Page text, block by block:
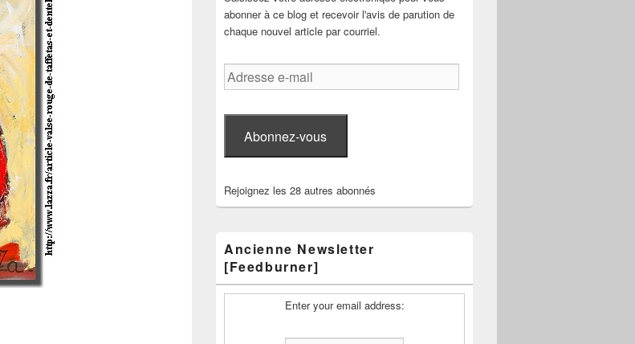
abonner à ce blog et recevoir l'avis de parution de
chaque nouvel article par courriel.
Adresse
e-
Abonnez-vous
Rejoignez les 28 autres abonnés
Ancienne Newsletter
[Feedburner]
Enter your email address: